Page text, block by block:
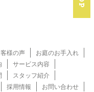
様の声
お庭のお手入れ
サービス内容
スタッフ紹介
採用情報
お問い合わせ